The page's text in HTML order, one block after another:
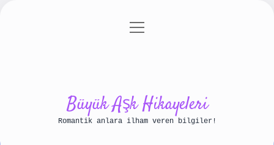
Gizlilik Politikası
menüyü
Büyük Aşk Hikayeleri
Romantik anlara ilham veren bilgiler!